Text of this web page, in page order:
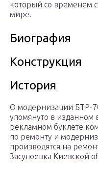
который со временем
мире.
Биография
Конструкция
История
О модернизации БТР-
упомянуто в изданном
рекламном буклете
по ремонту и
производятся на
Засупоевка Киевской